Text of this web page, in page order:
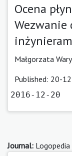
Ocena
Wezwanie
Małgorzata
Published: 20-
2016-12-20
Journal: Logopedia